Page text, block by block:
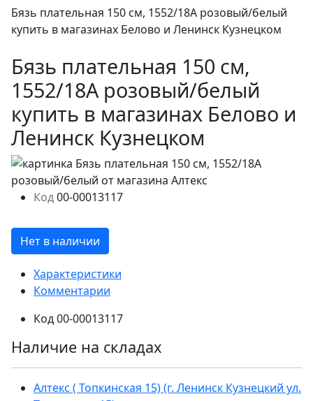
Бязь плательная 150 см, 1552/18А розовый/белый
купить в магазинах Белово и Ленинск Кузнецком
Бязь плательная 150 см,
1552/18А розовый/белый
купить в магазинах Белово и
Ленинск Кузнецком
Код00-00013117
Нет в наличии
Характеристики
Комментарии
Код00-00013117
Наличие на складах
Алтекс ( Топкинская 15) (г. Ленинск Кузнецкий ул.